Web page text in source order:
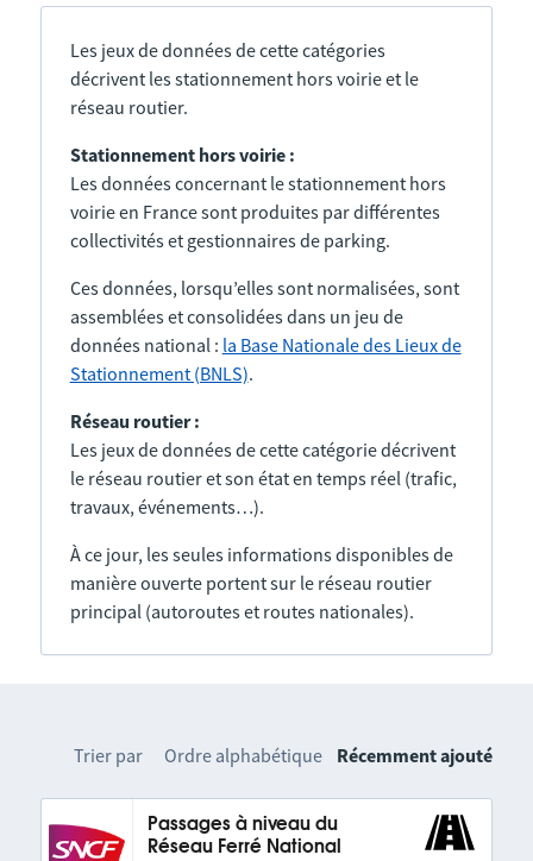
Les jeux de données de cette catégories
décrivent les stationnement hors voirie et le
réseau routier.
Stationnement hors voirie :
Les données concernant le stationnement hors
voirie en France sont produites par différentes
collectivités et gestionnaires de parking.
Ces données, lorsqu’elles sont normalisées, sont
assemblées et consolidées dans un jeu de
données national : la Base Nationale des Lieux de
Stationnement (BNLS).
Réseau routier :
Les jeux de données de cette catégorie décrivent
le réseau routier et son état en temps réel (trafic,
travaux, événements…).
À ce jour, les seules informations disponibles de
manière ouverte portent sur le réseau routier
principal (autoroutes et routes nationales).
Trier par Ordre alphabétique Récemment ajouté
Passages à niveau du
Réseau Ferré National